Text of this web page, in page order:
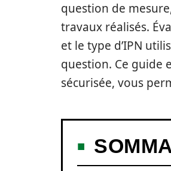
question de
travaux réalisés.
et le type d’IPN
question. Ce guide
sécurisée, vous